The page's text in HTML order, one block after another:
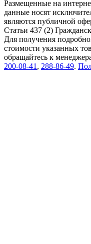
Размещенные на
данные носят
являются публичной
Статьи 437 (2)
Для получения
стоимости указанных
обращайтесь к
200-08-41, 288-86-49.